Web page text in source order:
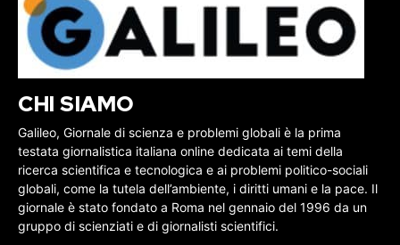
CHI SIAMO
Galileo, Giornale di scienza e problemi globali è la prima
testata giornalistica italiana online dedicata ai temi della
ricerca scientifica e tecnologica e ai problemi politico-sociali
globali, come la tutela dell’ambiente, i diritti umani e la pace. Il
giornale è stato fondato a Roma nel gennaio del 1996 da un
gruppo di scienziati e di giornalisti scientifici.